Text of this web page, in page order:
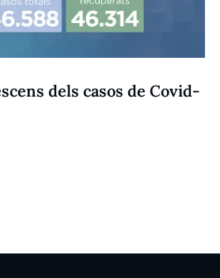
dels casos de Covid-